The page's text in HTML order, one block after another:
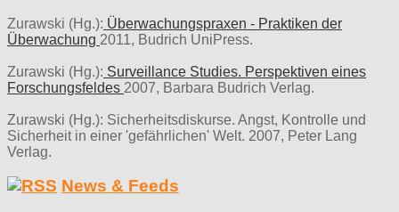
Zurawski (Hg.): Überwachungspraxen - Praktiken der
Überwachung 2011, Budrich UniPress.
Zurawski (Hg.): Surveillance Studies. Perspektiven eines
Forschungsfeldes 2007, Barbara Budrich Verlag.
Zurawski (Hg.): Sicherheitsdiskurse. Angst, Kontrolle und
Sicherheit in einer 'gefährlichen' Welt. 2007, Peter Lang
Verlag.
News & Feeds